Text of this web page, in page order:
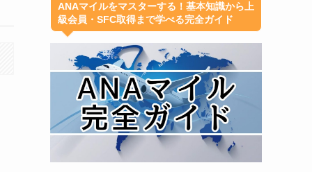
ANAマイルをマスターする！基本知識から上
級会員・SFC取得まで学べる完全ガイド